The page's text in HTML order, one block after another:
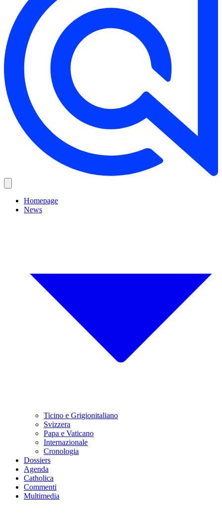
Homepage
News
Ticino e Grigionitaliano
Svizzera
Papa e Vaticano
Internazionale
Cronologia
Dossiers
Agenda
Catholica
Commenti
Multimedia